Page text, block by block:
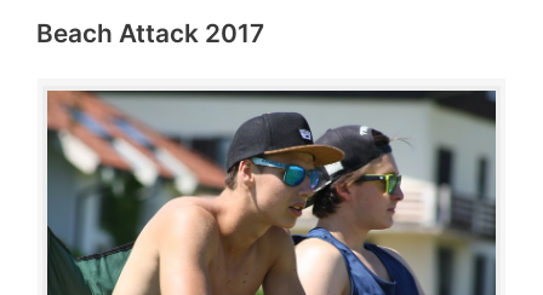
Beach Attack 2017